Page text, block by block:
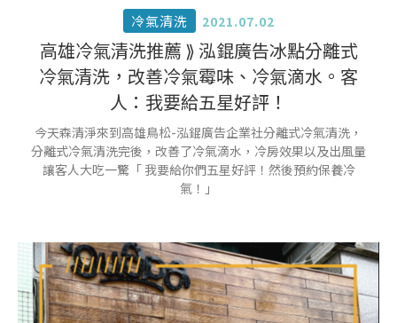
冷氣清洗 2021.07.02
高雄冷氣清洗推薦 ⟫ 泓錕廣告冰點分離式
冷氣清洗，改善冷氣霉味、冷氣滴水。客
人：我要給五星好評！
今天森清淨來到高雄鳥松-泓錕廣告企業社分離式冷氣清洗，
分離式冷氣清洗完後，改善了冷氣滴水，冷房效果以及出風量
讓客人大吃一驚「 我要給你們五星好評！然後預約保養冷
氣！」